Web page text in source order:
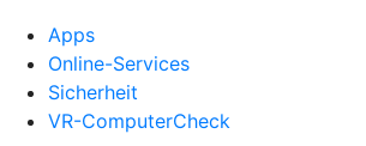
Apps
Online-Services
Sicherheit
VR-ComputerCheck